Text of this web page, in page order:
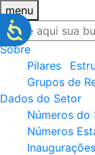
menu
Sobre
Pilares
Grupos de
Dados do Setor
Números do
Números
Inaugurações